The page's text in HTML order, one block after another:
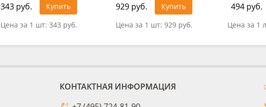
343 руб.
Купить
Цена за 1 шт: 343 руб.
929 руб.
Купить
Цена за 1 шт: 929 руб.
494 руб.
Цена за 1
КОНТАКТНАЯ ИНФОРМАЦИЯ